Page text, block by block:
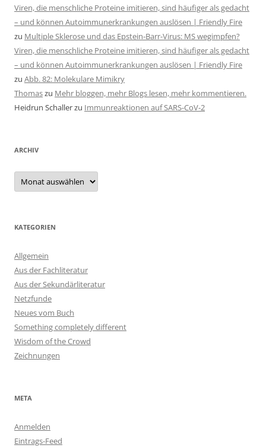
Viren, die menschliche Proteine imitieren, sind häufiger als gedacht
– und können Autoimmunerkrankungen auslösen | Friendly Fire
zu Multiple Sklerose und das Epstein-Barr-Virus: MS wegimpfen?
Viren, die menschliche Proteine imitieren, sind häufiger als gedacht
– und können Autoimmunerkrankungen auslösen | Friendly Fire
zu Abb. 82: Molekulare Mimikry
Thomaszu Mehr bloggen, mehr Blogs lesen, mehr kommentieren.
Heidrun Schallerzu Immunreaktionen auf SARS-CoV-2
ARCHIV
Archiv
KATEGORIEN
Allgemein
Aus der Fachliteratur
Aus der Sekundärliteratur
Netzfunde
Neues vom Buch
Something completely different
Wisdom of the Crowd
Zeichnungen
META
Anmelden
Eintrags-Feed